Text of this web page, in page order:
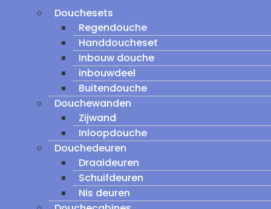
Douchesets
Regendouche
Handdoucheset
Inbouw douche
inbouwdeel
Buitendouche
Douchewanden
Zijwand
Inloopdouche
Douchedeuren
Draaideuren
Schuifdeuren
Nis deuren